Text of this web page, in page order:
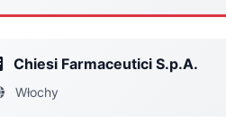
Chiesi Farmaceutici S.p.A.
Włochy